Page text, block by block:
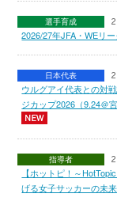
選手育成
2026/27年JFA・WEリ
日本代表
ウルグアイ代表との対
ジカップ2026（9.24＠
指導者
【ホットピ！～
げる女子サッカーの未